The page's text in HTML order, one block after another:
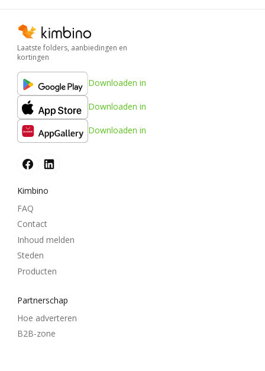
Laatste folders, aanbiedingen en
kortingen
Downloaden in
Downloaden in
Downloaden in
Kimbino
FAQ
Contact
Inhoud melden
Steden
Producten
Partnerschap
Hoe adverteren
B2B-zone